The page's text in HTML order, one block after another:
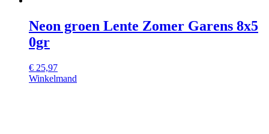
Neon groen Lente Zomer Garens 8x5
0gr
€ 25,97
Winkelmand